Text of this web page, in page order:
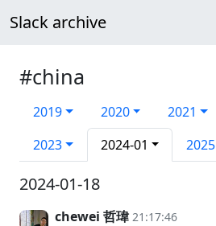
Slack archive
#china
2019 2020 2021
2023
2024-01 2025
2024-01-18
chewei 哲瑋 21:17:46